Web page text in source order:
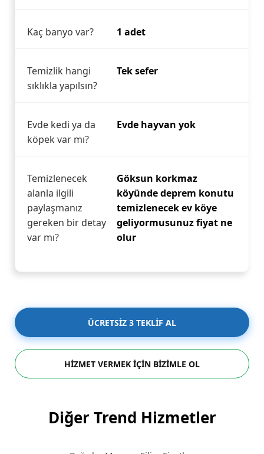
Kaç banyo var? 1 adet
Temizlik hangi
sıklıkla yapılsın?
Tek sefer
Evde kedi ya da
köpek var mı?
Evde hayvan yok
Temizlenecek
alanla ilgili
paylaşmanız
gereken bir detay
var mı?
Göksun korkmaz
köyünde deprem konutu
temizlenecek ev köye
geliyormusunuz fiyat ne
olur
ÜCRETSİZ 3 TEKLİF AL
HİZMET VERMEK İÇİN BİZİMLE OL
Diğer Trend Hizmetler